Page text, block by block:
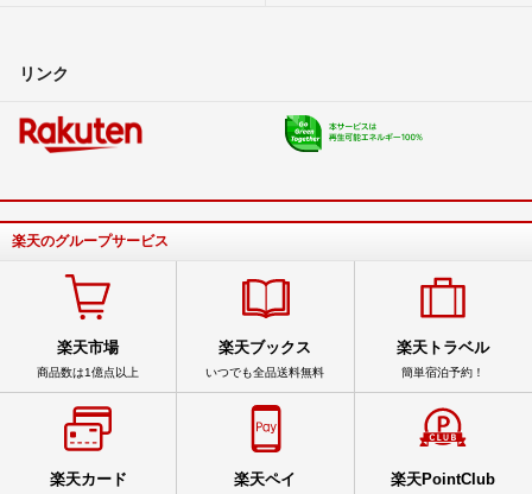
リンク
楽天のグループサービス
楽天市場
商品数は1億点以上
楽天ブックス
いつでも全品送料無料
楽天トラベル
簡単宿泊予約！
楽天カード 楽天ペイ 楽天PointClub